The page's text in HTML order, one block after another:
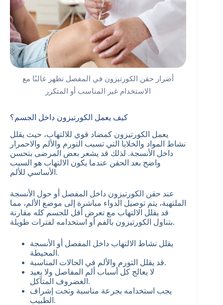
أضرار حقن الكورتيزون في المفصل تظهر غالبًا مع
الاستخدام غير المناسب أو المتكرر
كيف يعمل الكورتيزون داخل الجسم؟
يعمل الكورتيزون كمضاد قوي للالتهاب، حيث يقلل
نشاط المواد والخلايا التي تسبب التورم والألم والاحمرار
داخل الأنسجة. لذلك قد يشعر بعض المرضى بتحسن
واضح بعد الحقن عندما يكون الالتهاب هو السبب
الأساسي للألم.
عند حقن الكورتيزون داخل المفصل أو حول الأنسجة
الملتهبة، يتم توصيل الدواء مباشرة إلى موضع الألم، مما
قد يقلل الالتهاب مع تعرض أقل للجسم كله مقارنة
بتناول الكورتيزون بالفم أو استخدامه لفترات طويلة.
يقلل نشاط الالتهاب داخل المفصل أو الأنسجة
المحيطة.
قد يقلل التورم والألم في الحالات المناسبة.
لا يعالج كل أسباب ألم المفاصل ولا يعيد
الغضروف المتآكل.
يجب استخدامه بجرعة مناسبة وتحت إشراف
الطبيب.